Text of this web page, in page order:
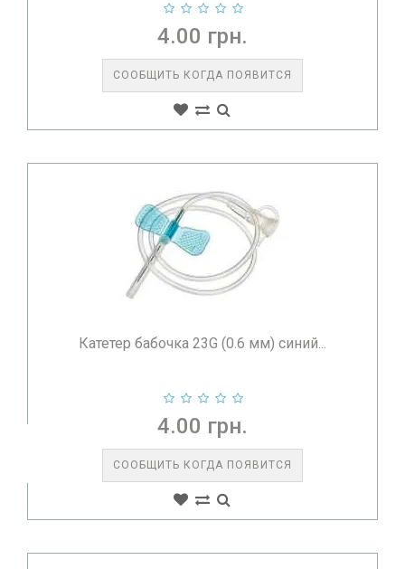
4.00 грн.
СООБЩИТЬ КОГДА ПОЯВИТСЯ
Катетер бабочка 23G (0.6 мм) синий...
4.00 грн.
СООБЩИТЬ КОГДА ПОЯВИТСЯ